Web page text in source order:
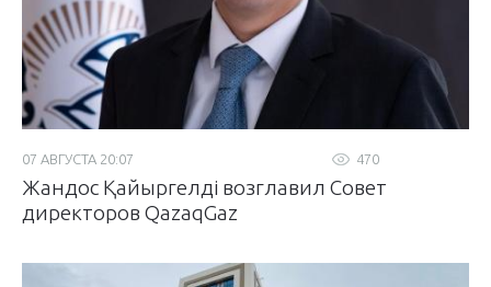
470
07 АВГУСТА 20:07
Жандос Қайыргелді возглавил Совет
директоров QazaqGaz